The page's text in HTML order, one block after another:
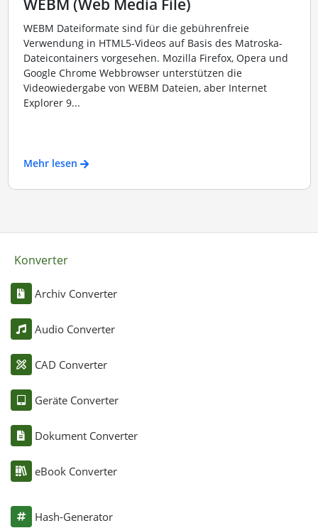
WEBM (Web Media File)
WEBM Dateiformate sind für die gebührenfreie
Verwendung in HTML5-Videos auf Basis des Matroska-
Dateicontainers vorgesehen. Mozilla Firefox, Opera und
Google Chrome Webbrowser unterstützen die
Videowiedergabe von WEBM Dateien, aber Internet
Explorer 9...
Mehr lesen
Konverter
Archiv Converter
Audio Converter
CAD Converter
Geräte Converter
Dokument Converter
eBook Converter
Hash-Generator